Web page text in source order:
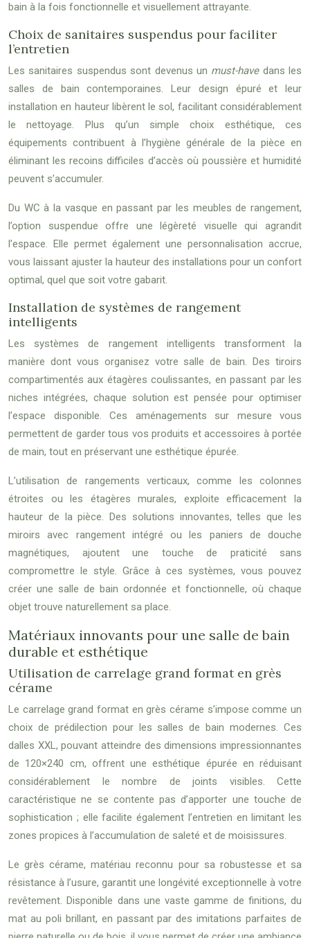
bain à la fois fonctionnelle et visuellement attrayante.
Choix de sanitaires suspendus pour faciliter
l’entretien
Les sanitaires suspendus sont devenus un must-have dans les
salles de bain contemporaines. Leur design épuré et leur
installation en hauteur libèrent le sol, facilitant considérablement
le nettoyage. Plus qu’un simple choix esthétique, ces
équipements contribuent à l’hygiène générale de la pièce en
éliminant les recoins difficiles d’accès où poussière et humidité
peuvent s’accumuler.
Du WC à la vasque en passant par les meubles de rangement,
l’option suspendue offre une légèreté visuelle qui agrandit
l’espace. Elle permet également une personnalisation accrue,
vous laissant ajuster la hauteur des installations pour un confort
optimal, quel que soit votre gabarit.
Installation de systèmes de rangement
intelligents
Les systèmes de rangement intelligents transforment la
manière dont vous organisez votre salle de bain. Des tiroirs
compartimentés aux étagères coulissantes, en passant par les
niches intégrées, chaque solution est pensée pour optimiser
l’espace disponible. Ces aménagements sur mesure vous
permettent de garder tous vos produits et accessoires à portée
de main, tout en préservant une esthétique épurée.
L’utilisation de rangements verticaux, comme les colonnes
étroites ou les étagères murales, exploite efficacement la
hauteur de la pièce. Des solutions innovantes, telles que les
miroirs avec rangement intégré ou les paniers de douche
magnétiques, ajoutent une touche de praticité sans
compromettre le style. Grâce à ces systèmes, vous pouvez
créer une salle de bain ordonnée et fonctionnelle, où chaque
objet trouve naturellement sa place.
Matériaux innovants pour une salle de bain
durable et esthétique
Utilisation de carrelage grand format en grès
cérame
Le carrelage grand format en grès cérame s’impose comme un
choix de prédilection pour les salles de bain modernes. Ces
dalles XXL, pouvant atteindre des dimensions impressionnantes
de 120×240 cm, offrent une esthétique épurée en réduisant
considérablement le nombre de joints visibles. Cette
caractéristique ne se contente pas d’apporter une touche de
sophistication ; elle facilite également l’entretien en limitant les
zones propices à l’accumulation de saleté et de moisissures.
Le grès cérame, matériau reconnu pour sa robustesse et sa
résistance à l’usure, garantit une longévité exceptionnelle à votre
revêtement. Disponible dans une vaste gamme de finitions, du
mat au poli brillant, en passant par des imitations parfaites de